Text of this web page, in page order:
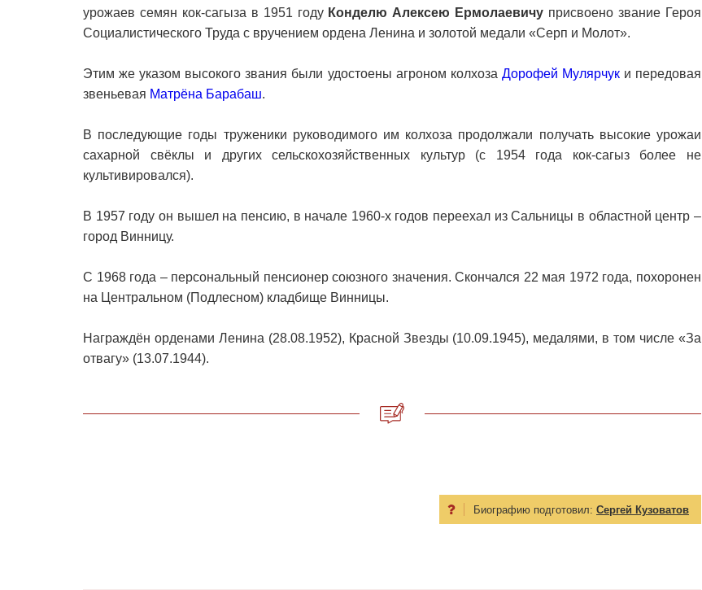
урожаев семян кок-сагыза в 1951 году Конделю Алексею Ермолаевичу присвоено звание Героя
Социалистического Труда с вручением ордена Ленина и золотой медали «Серп и Молот».
Этим же указом высокого звания были удостоены агроном колхоза Дорофей Мулярчуки передовая
звеньевая Матрёна Барабаш.
В последующие годы труженики руководимого им колхоза продолжали получать высокие урожаи
сахарной свёклы и других сельскохозяйственных культур (с 1954 года кок-сагыз более не
культивировался).
В 1957 году он вышел на пенсию, в начале 1960-х годов переехал из Сальницы в областной центр –
город Винницу.
С 1968 года – персональный пенсионер союзного значения. Скончался 22 мая 1972 года, похоронен
на Центральном (Подлесном) кладбище Винницы.
Награждён орденами Ленина (28.08.1952), Красной Звезды (10.09.1945), медалями, в том числе «За
отвагу» (13.07.1944).
Биографию подготовил: Сергей Кузоватов